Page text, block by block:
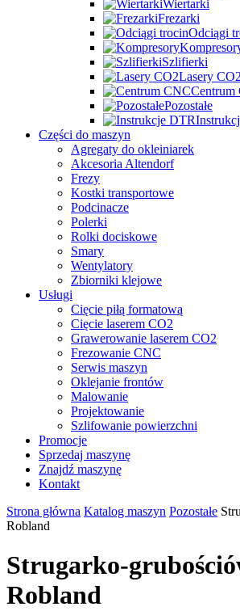
Wiertarki
Frezarki
Odciągi
Szlifierki
Lasery CO2
Centrum
Pozostałe
Części do maszyn
Agregaty do okleiniarek
Akcesoria Altendorf
Frezy
Kostki transportowe
Podcinacze
Polerki
Rolki dociskowe
Smary
Wentylatory
Zbiorniki klejowe
Usługi
Cięcie piłą formatową
Cięcie laserem CO2
Grawerowanie laserem CO2
Frezowanie CNC
Serwis maszyn
Oklejanie frontów
Malowanie
Projektowanie
Szlifowanie powierzchni
Promocje
Sprzedaj maszynę
Znajdź maszynę
Kontakt
Strona główna Katalog maszyn Pozostałe
Robland
Strugarko-
Robland